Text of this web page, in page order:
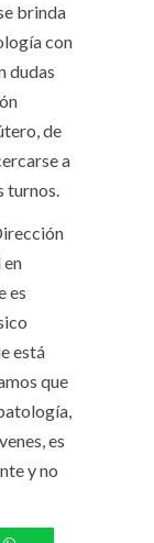
brinda
con
dudas
de
a
turnos.
es
está
que
es
y no